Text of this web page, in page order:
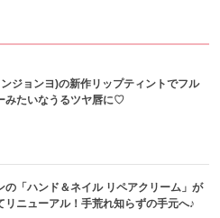
ジョンヨ)の新作リップティントでフル
みたいなうるツヤ唇に♡
の「ハンド＆ネイル リペアクリーム」が
リニューアル！手荒れ知らずの手元へ♪